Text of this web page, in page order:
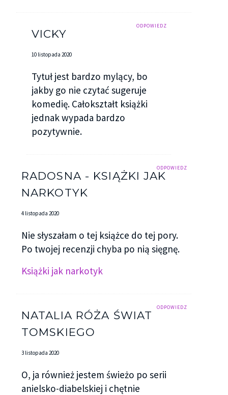
ODPOWIEDZ
VICKY
10 listopada 2020
Tytuł jest bardzo mylący, bo
jakby go nie czytać sugeruje
komedię. Całokształt książki
jednak wypada bardzo
pozytywnie.
ODPOWIEDZ
RADOSNA - KSIĄŻKI JAK
NARKOTYK
4 listopada 2020
Nie słyszałam o tej książce do tej pory.
Po twojej recenzji chyba po nią sięgnę.
Książki jak narkotyk
ODPOWIEDZ
NATALIA RÓŻA ŚWIAT
TOMSKIEGO
3 listopada 2020
O, ja również jestem świeżo po serii
anielsko-diabelskiej i chętnie